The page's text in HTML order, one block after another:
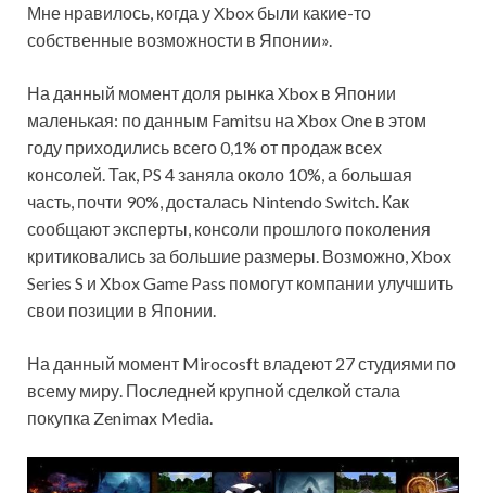
Мне нравилось, когда у Xbox были какие-то
собственные возможности в Японии».
На данный момент доля рынка Xbox в Японии
маленькая: по данным Famitsu на Xbox One в этом
году приходились всего 0,1% от продаж всех
консолей. Так, PS 4 заняла около 10%, а большая
часть, почти 90%, досталась Nintendo Switch. Как
сообщают эксперты, консоли прошлого поколения
критиковались за большие размеры. Возможно, Xbox
Series S и Xbox Game Pass помогут компании улучшить
свои позиции в Японии.
На данный момент Mirocosft владеют 27 студиями по
всему миру. Последней крупной сделкой стала
покупка Zenimax Media.